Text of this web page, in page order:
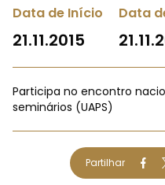
Data de Início
21.11.2015
Data
Participa no encontro
seminários (UAPS)
Partilhar